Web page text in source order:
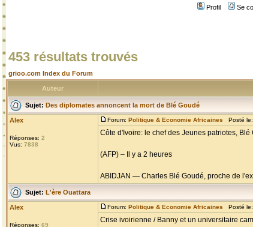
Profil
Se
453 résultats trouvés
grioo.com Index du Forum
Auteur
Sujet: Des diplomates annoncent la mort de Blé Goudé
Alex
Réponses: 2
Vus: 7838
Forum: Politique & Economie Africaines Posté
Côte d'Ivoire: le chef des Jeunes patriotes,
(AFP) – Il y a 2 heures
ABIDJAN — Charles Blé Goudé, proche de
Sujet: L'ère Ouattara
Alex
Réponses: 69
Forum: Politique & Economie Africaines Posté
Crise ivoirienne / Banny et un universitaire